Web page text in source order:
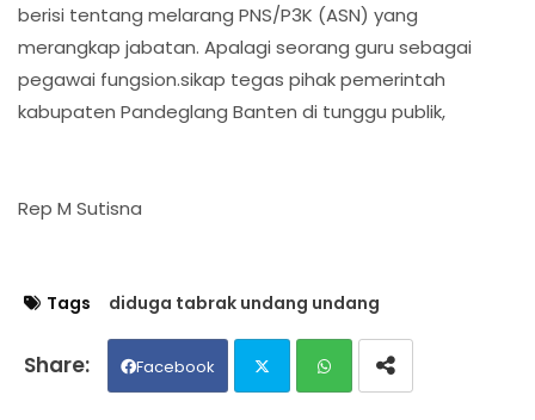
berisi tentang melarang PNS/P3K (ASN) yang
merangkap jabatan. Apalagi seorang guru sebagai
pegawai fungsion.sikap tegas pihak pemerintah
kabupaten Pandeglang Banten di tunggu publik,
Rep M Sutisna
Tags diduga tabrak undang undang
Facebook